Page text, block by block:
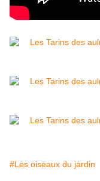
#Les oiseaux du jardin